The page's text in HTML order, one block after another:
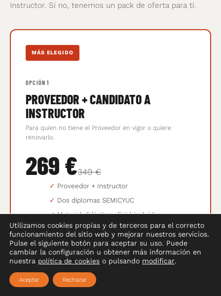
Instructor. Si no, tenemos un pack de oferta para ti.
MÁS ELEGIDO
OPCIÓN 1
PROVEEDOR + CANDIDATO A
INSTRUCTOR
Para quien no tiene el Proveedor en vigor o quiere
renovarlo.
269 €349 €
✓ Proveedor + Instructor
✓ Dos diplomas SEMICYUC
✓Material didáctico oficial incluido
✓Grupos de máx. 8 alumnos
Si reservas y no puedes venir por un imprevisto, cambiamos tu
Utilizamos cookies propias y de terceros para el correcto
funcionamiento del sitio web y mejorar nuestros servicios.
Pulse el siguiente botón para aceptar su uso. Puede
cambiar la configuración u obtener más información en
nuestra política de cookies o pulsando modificar.
Aceptar Rechazar